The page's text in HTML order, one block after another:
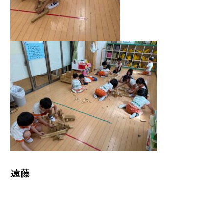
遠藤